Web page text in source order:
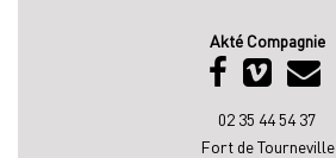
Akté Compagnie
02 35 44 54 37
Fort de Tourneville